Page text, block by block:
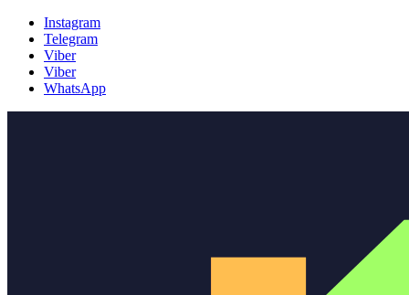
Instagram
Telegram
Viber
Viber
WhatsApp